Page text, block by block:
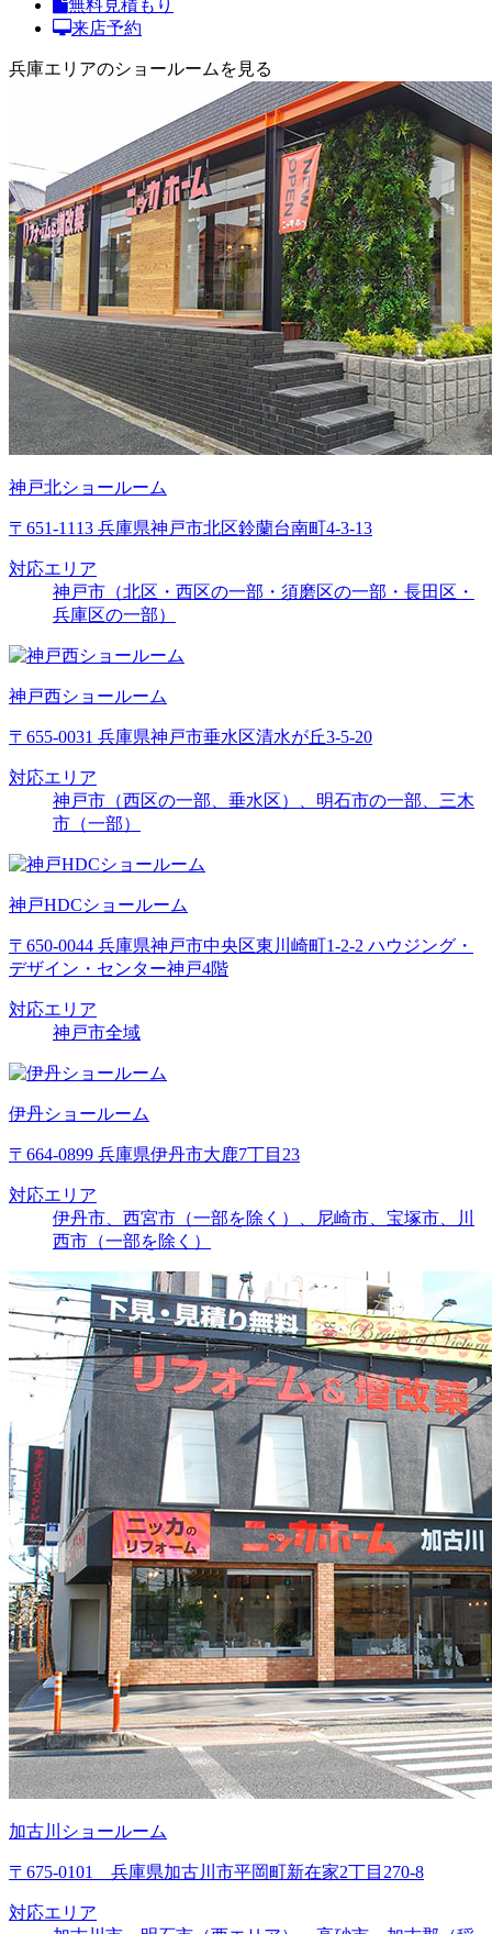
無料見積もり
来店予約
兵庫エリアのショールームを見る
神戸北ショールーム
〒651-1113 兵庫県神戸市北区鈴蘭台南町4-3-13
対応エリア
神戸市（北区・西区の一部・須磨区の一部・長田区・
兵庫区の一部）
神戸西ショールーム
〒655-0031 兵庫県神戸市垂水区清水が丘3-5-20
対応エリア
神戸市（西区の一部、垂水区）、明石市の一部、三木
市（一部）
神戸HDCショールーム
〒650-0044 兵庫県神戸市中央区東川崎町1-2-2 ハウジング・
デザイン・センター神戸4階
対応エリア
神戸市全域
伊丹ショールーム
〒664-0899 兵庫県伊丹市大鹿7丁目23
対応エリア
伊丹市、西宮市（一部を除く）、尼崎市、宝塚市、川
西市（一部を除く）
加古川ショールーム
〒675-0101 兵庫県加古川市平岡町新在家2丁目270-8
対応エリア